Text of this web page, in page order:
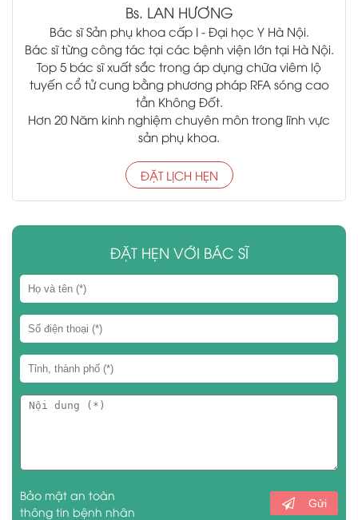
Bs. LAN HƯƠNG
Bác sĩ Sản phụ khoa cấp I - Đại học Y Hà Nội.
Bác sĩ từng công tác tại các bệnh viện lớn tại Hà Nội.
Top 5 bác sĩ xuất sắc trong áp dụng chữa viêm lộ
tuyến cổ tử cung bằng phương pháp RFA sóng cao
tần Không Đốt.
Hơn 20 Năm kinh nghiệm chuyên môn trong lĩnh vực
sản phụ khoa.
ĐẶT LỊCH HẸN
ĐẶT HẸN VỚI BÁC SĨ
Bảo mật an toàn
thông tin bệnh nhân
Gửi